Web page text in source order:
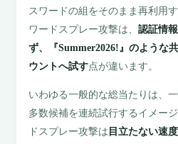
スワードの組をそのまま再利用
ワードスプレー攻撃は、認証情
ず、『Summer2026!』のような
ウントへ試す点が違います。
いわゆる一般的な総当たりは、
多数候補を連続試行するイメー
ドスプレー攻撃は 目立たない速